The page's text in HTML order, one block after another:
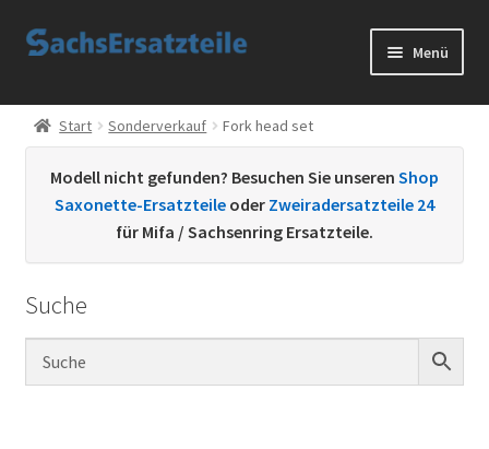
Zur
Zum
Menü
Start
Kontakt
Start Sonderverkauf Fork head set
Modell nicht gefunden? Besuchen Sie unseren Shop
Saxonette-Ersatzteile oder Zweiradersatzteile 24
für Mifa / Sachsenring Ersatzteile.
Suche